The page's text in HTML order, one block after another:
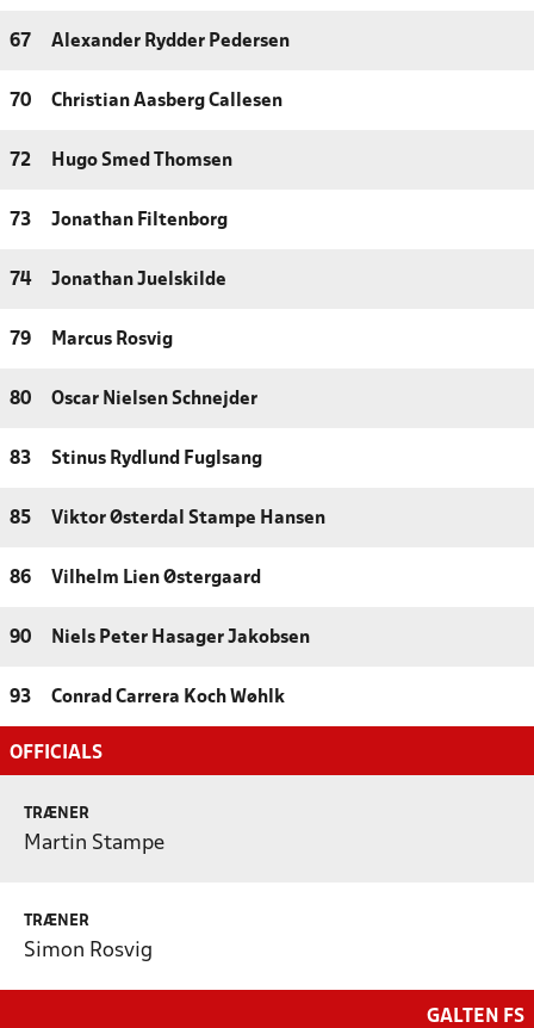
67 Alexander Rydder Pedersen
70 Christian Aasberg Callesen
72 Hugo Smed Thomsen
73 Jonathan Filtenborg
74 Jonathan Juelskilde
79 Marcus Rosvig
80 Oscar Nielsen Schnejder
83 Stinus Rydlund Fuglsang
85 Viktor Østerdal Stampe Hansen
86 Vilhelm Lien Østergaard
90 Niels Peter Hasager Jakobsen
93 Conrad Carrera Koch Wøhlk
OFFICIALS
TRÆNER
Martin Stampe
TRÆNER
Simon Rosvig
GALTEN FS